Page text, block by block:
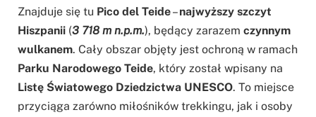
Znajduje się tu Pico del Teide–najwyższy szczyt
Hiszpanii (3 718 m n.p.m.), będący zarazem czynnym
wulkanem. Cały obszar objęty jest ochroną w ramach
Parku Narodowego Teide, który został wpisany na
Listę Światowego Dziedzictwa UNESCO. To miejsce
przyciąga zarówno miłośników trekkingu, jak i osoby